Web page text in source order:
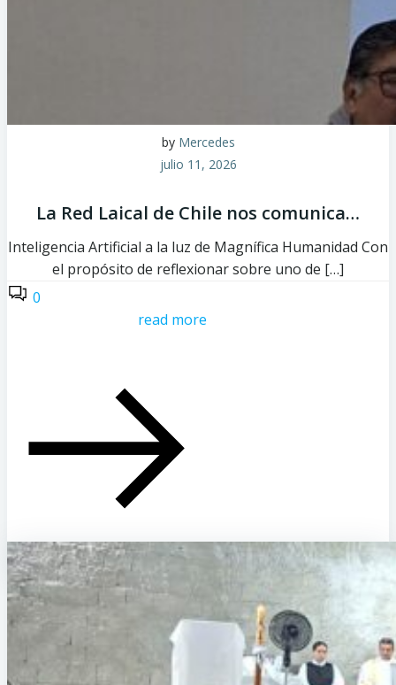
by Mercedes
julio 11, 2026
La Red Laical de Chile nos comunica…
Inteligencia Artificial a la luz de Magnífica Humanidad Con
el propósito de reflexionar sobre uno de […]
0
read more